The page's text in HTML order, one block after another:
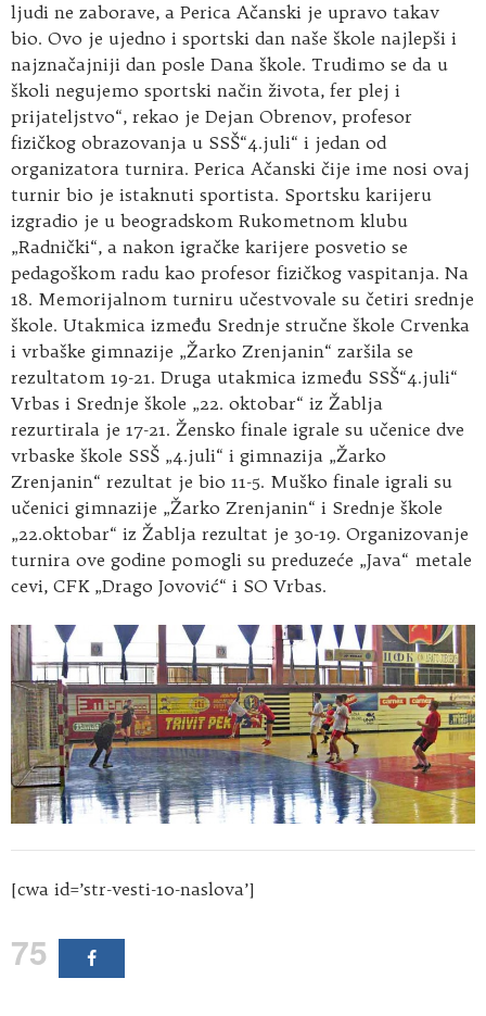
ljudi ne zaborave, a Perica Ačanski je upravo takav
bio. Ovo je ujedno i sportski dan naše škole najlepši i
najznačajniji dan posle Dana škole. Trudimo se da u
školi negujemo sportski način života, fer plej i
prijateljstvo“, rekao je Dejan Obrenov, profesor
fizičkog obrazovanja u SSŠ“4.juli“ i jedan od
organizatora turnira. Perica Ačanski čije ime nosi ovaj
turnir bio je istaknuti sportista. Sportsku karijeru
izgradio je u beogradskom Rukometnom klubu
„Radnički“, a nakon igračke karijere posvetio se
pedagoškom radu kao profesor fizičkog vaspitanja. Na
18. Memorijalnom turniru učestvovale su četiri srednje
škole. Utakmica između Srednje stručne škole Crvenka
i vrbaške gimnazije „Žarko Zrenjanin“ zaršila se
rezultatom 19-21. Druga utakmica između SSŠ“4.juli“
Vrbas i Srednje škole „22. oktobar“ iz Žablja
rezurtirala je 17-21. Žensko finale igrale su učenice dve
vrbaske škole SSŠ „4.juli“ i gimnazija „Žarko
Zrenjanin“ rezultat je bio 11-5. Muško finale igrali su
učenici gimnazije „Žarko Zrenjanin“ i Srednje škole
„22.oktobar“ iz Žablja rezultat je 30-19. Organizovanje
turnira ove godine pomogli su preduzeće „Java“ metale
cevi, CFK „Drago Jovović“ i SO Vrbas.
[cwa id=’str-vesti-10-naslova’]
75